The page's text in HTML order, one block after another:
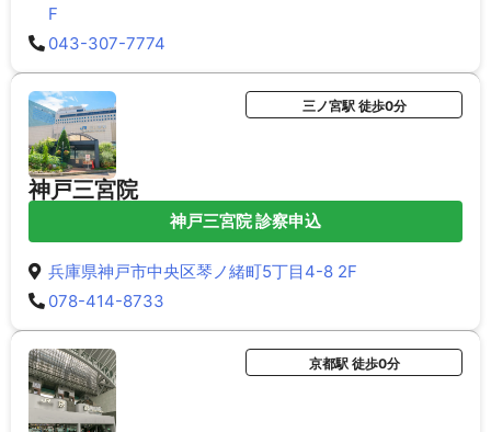
F
043-307-7774
神戸三宮院
三ノ宮駅 徒歩0分
神戸三宮院 診察申込
兵庫県神戸市中央区琴ノ緒町5丁目4-8 2F
078-414-8733
京都駅 徒歩0分